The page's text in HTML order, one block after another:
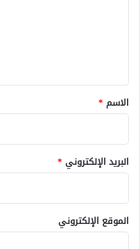
*
الاسم *
البريد الإلكتروني *
الموقع الإلكتروني